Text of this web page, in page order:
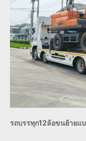
รถบรรทุก12ล้อขนย้ายแ